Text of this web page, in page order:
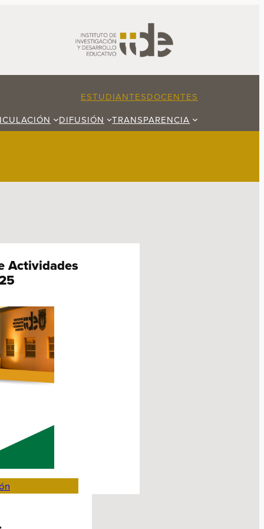
ESTUDIANTESDOCENTES
DIFUSIÓN TRANSPARENCIA
Actividades